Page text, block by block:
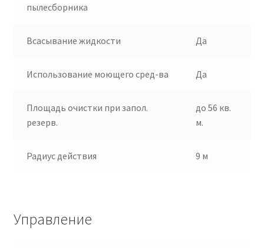
пылесборника
Всасывание жидкости Да
Использование моющего сред-ва Да
Площадь очистки при запол.
резерв.
до 56 кв.
м.
Радиус действия 9 м
Управление